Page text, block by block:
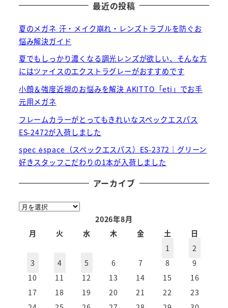
最近の投稿
夏のメガネ 汗・メイク崩れ・レンズトラブルを防ぐお
悩み解決ガイド
夏でもしっかり濃くなる調光レンズが欲しい、そんな方
にはツァイスのエクストラグレーがおすすめです
小顔＆強度近視のお悩みを解決 AKITTO「eti」でお手
元用メガネ
フレームカラーがとってもきれいなスペックエスパス
ES-2472が入荷しました
spec ēspace（スペックエスパス）ES-2372｜グリーン
好きスタッフこだわりの1本が入荷しました
アーカイブ
ア
2026年8月
月
火 水 木 金 土
日
1
2
3
4 5 6 7 8
9
10
11 12 13 14 15
16
17
18 19 20 21 22
23